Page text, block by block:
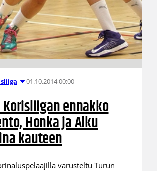
01.10.2014 00:00
ennakko
Honka ja Alku
kauteen
varusteltu Turun